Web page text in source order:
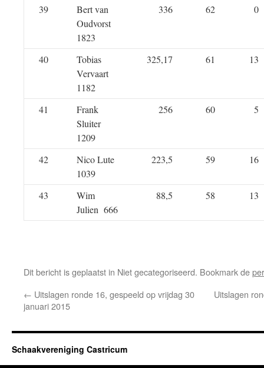
39
Bert van
Oudvorst
1823
336 62 0
40
Tobias
Vervaart
1182
325,17 61 13
41
Frank
Sluiter
1209
256 60 5
42
Nico Lute
1039
223,5 59 16
43
Wim
Julien 666
88,5 58 13
Dit bericht is geplaatst in Niet gecategoriseerd. Bookmark de
← Uitslagen ronde 16, gespeeld op vrijdag 30
januari 2015
Uitslagen
Schaakvereniging Castricum